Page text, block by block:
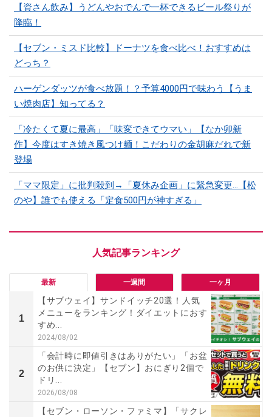
【資さん飲み】うどんやおでんで一杯できるビール祭りが
降臨！
【セブン・ミスド比較】ドーナツを食べ比べ！おすすめは
どっち？
ハーゲンダッツが食べ放題！？予算4000円で味わう【うま
い焼肉店】知ってる？
「冷たくて夏に最高」「味変できてウマい」【なか卯新
作】今度はすき焼き風つけ麺！こだわりの金胡麻だれで新
登場
「ママ限定」に批判殺到→「夏休み企画」に緊急変更…【松
のや】誰でも使える「定食500円が神すぎる」
最新 一週間 一ヶ月
1
【サブウェイ】サンドイッチ20選！人気
メニューをランキング！ダイエットにおす
すめ...
2024/08/02
2
「会計時に即値引きはありがたい」「お盆
のお供に決定」【セブン】おにぎり2個で
ドリ...
2026/08/08
【セブン・ローソン・ファミマ】「サクレ